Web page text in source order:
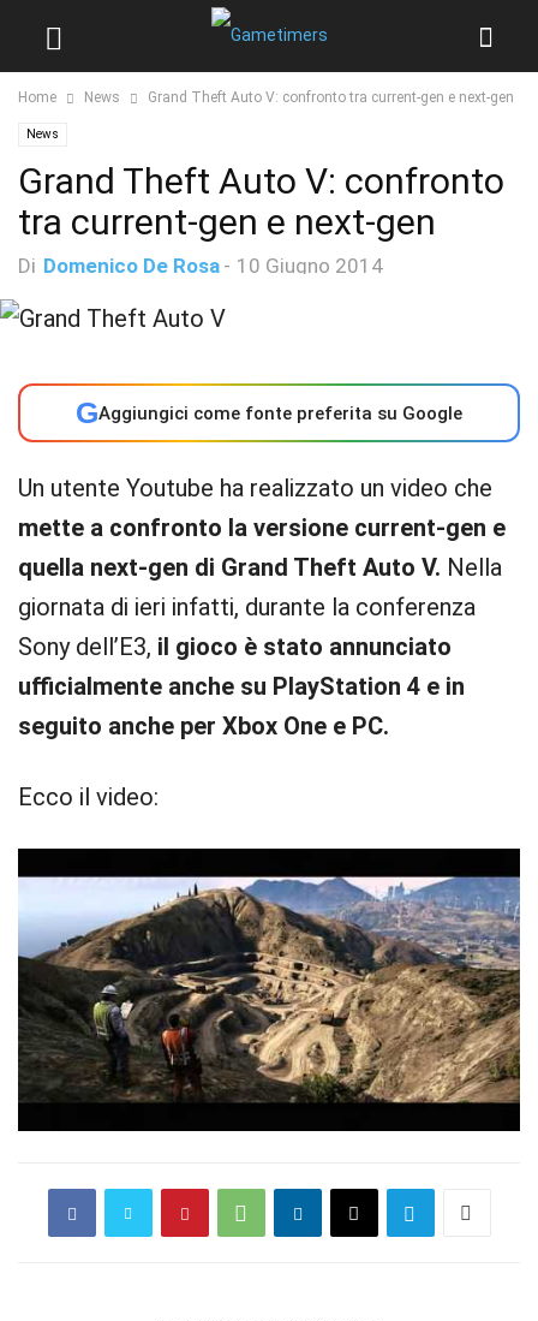
Home News Grand Theft Auto V: confronto tra current-gen e next-gen
News
Grand Theft Auto V: confronto
tra current-gen e next-gen
Di Domenico De Rosa - 10 Giugno 2014
GAggiungici come fonte preferita su Google
Un utente Youtube ha realizzato un video che
mette a confronto la versione current-gen e
quella next-gen di Grand Theft Auto V. Nella
giornata di ieri infatti, durante la conferenza
Sony dell’E3, il gioco è stato annunciato
ufficialmente anche su PlayStation 4 e in
seguito anche per Xbox One e PC.
Ecco il video: